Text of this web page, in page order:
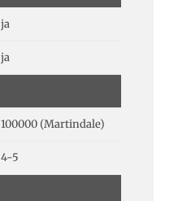
ja
ja
100000 (Martindale)
4-5